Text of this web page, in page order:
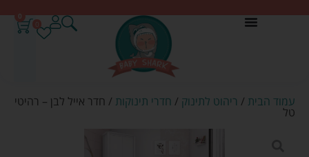
0
עמוד הבית / ריהוט לתינוק / חדרי תינוקות / חדר אייל לבן – רהיטי
טל